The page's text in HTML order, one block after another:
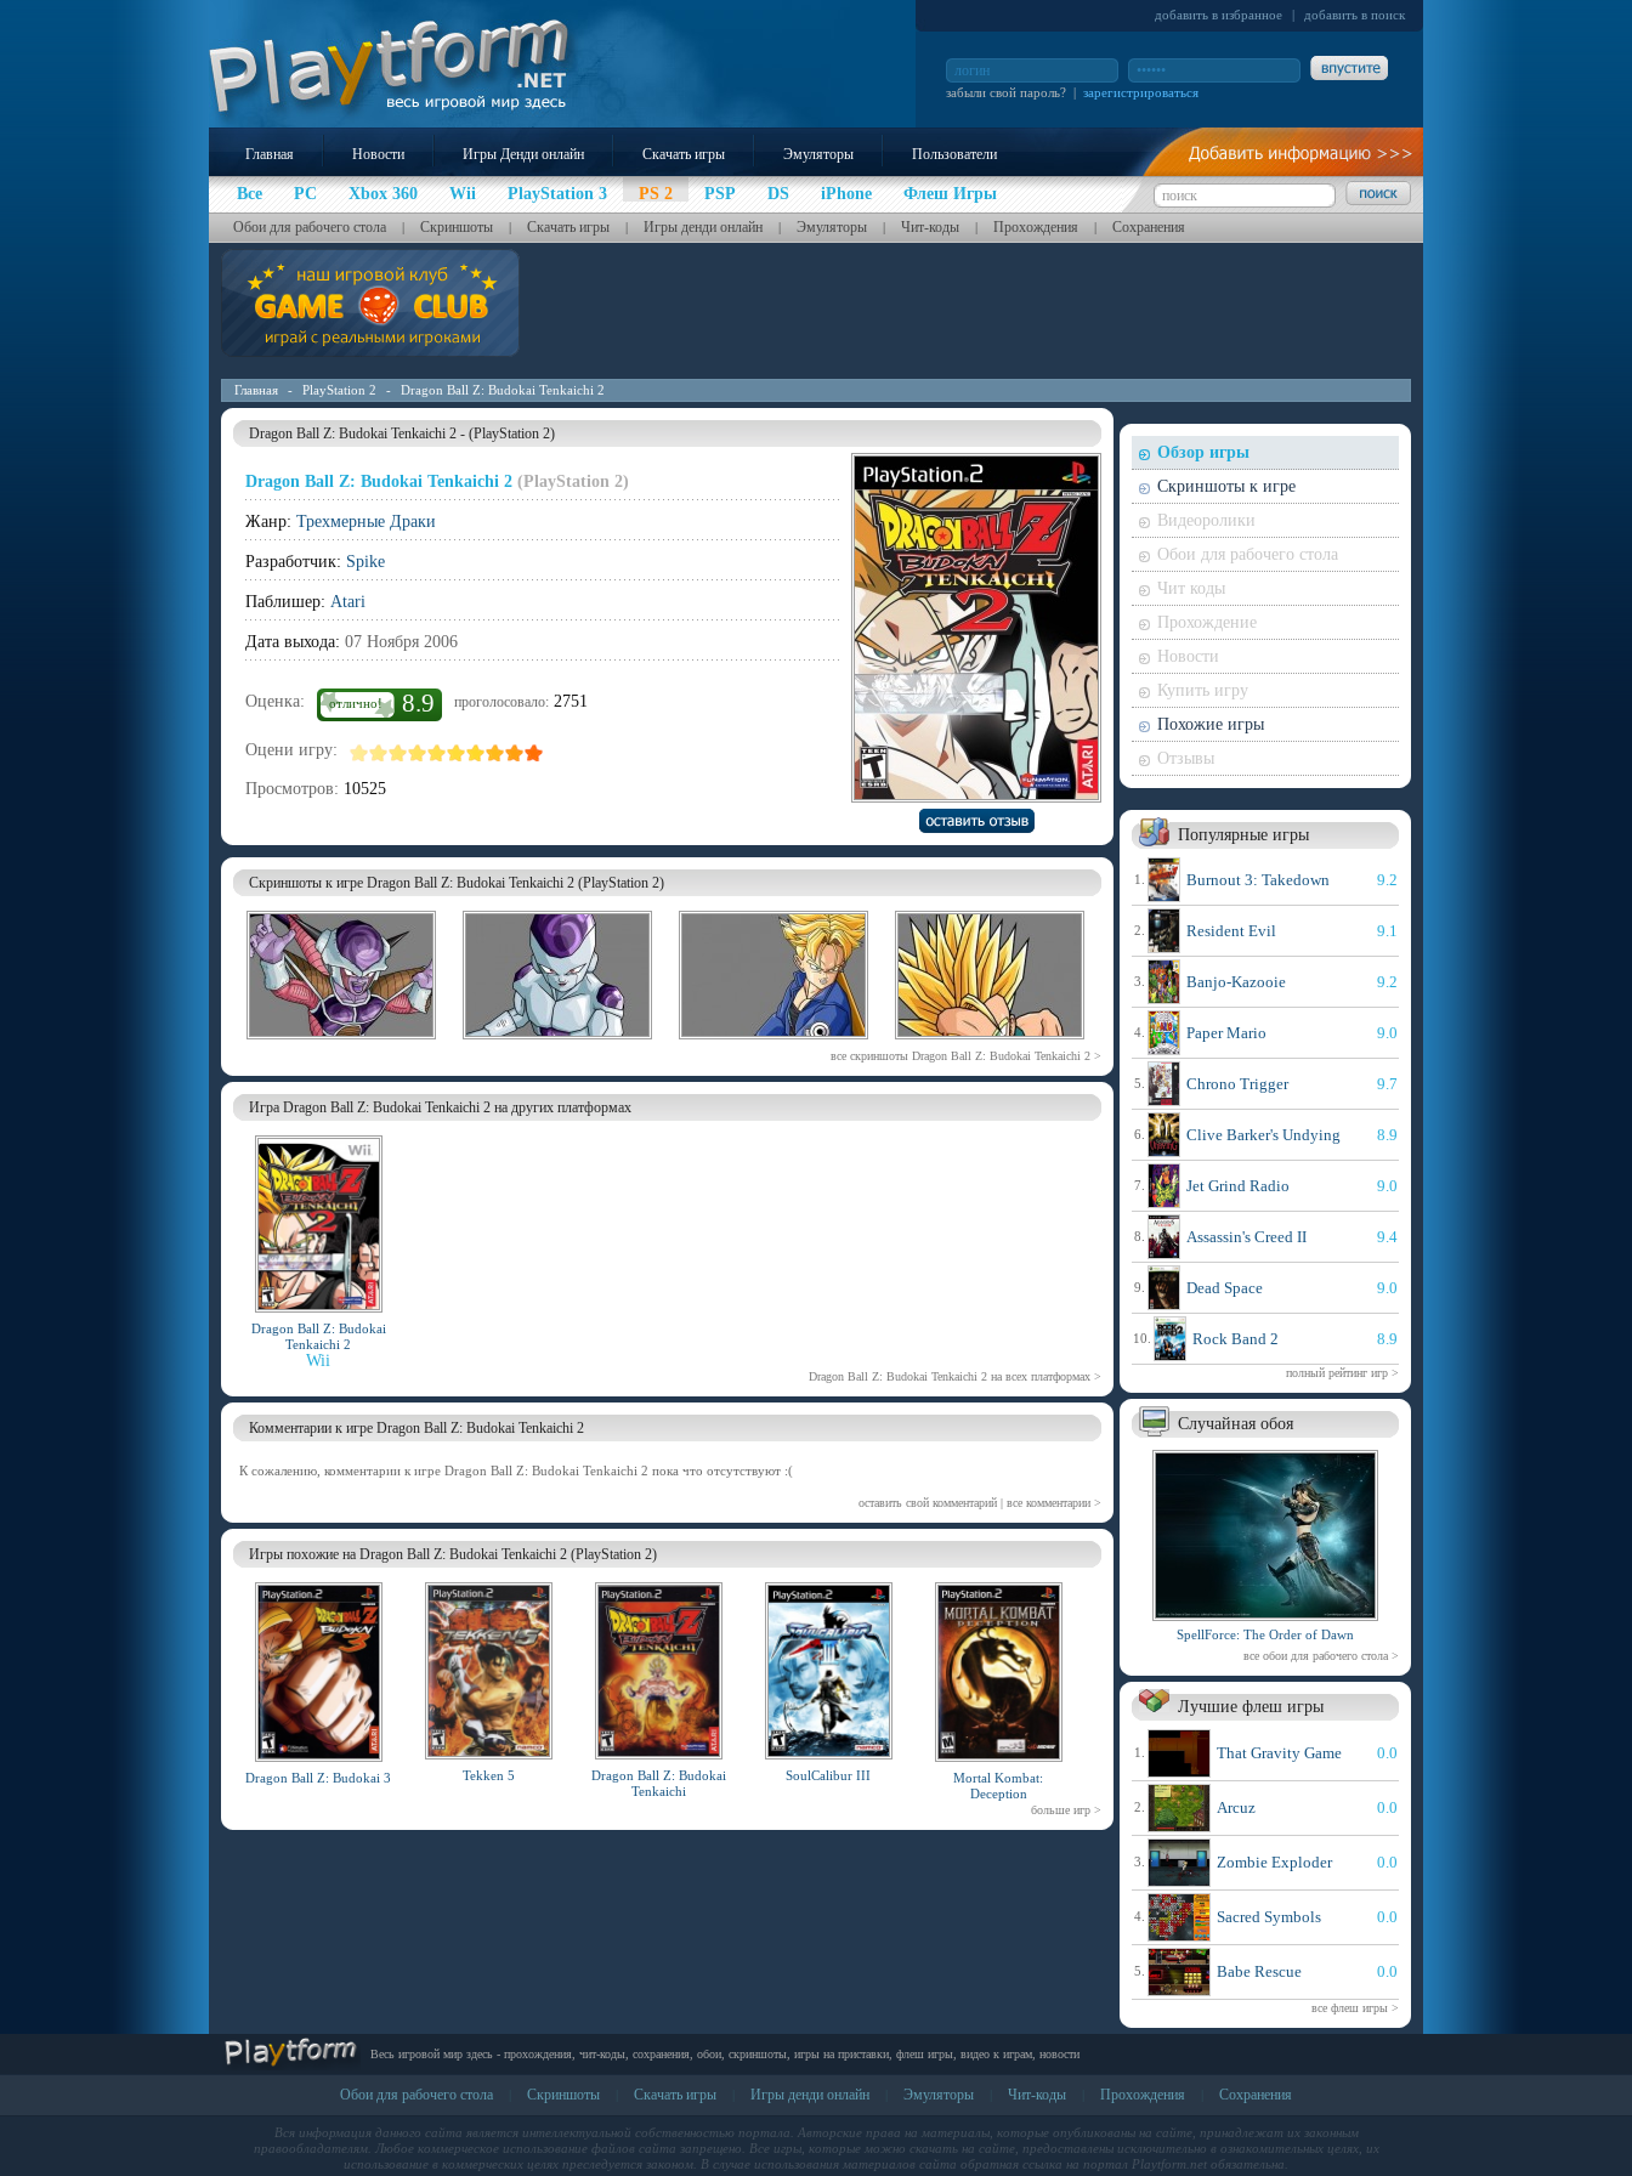
добавить в избранное | добавить в поиск
забыли свой пароль? | зарегистрироваться
Главная Новости Игры Денди онлайн Скачать игры Эмуляторы Пользователи
Все PC Xbox 360 Wii PlayStation 3 PS 2 PSP DS iPhone Флеш Игры
Обои для рабочего стола | Скриншоты | Скачать игры | Игры денди онлайн | Эмуляторы | Чит-коды | Прохождения | Сохранения
Главная - PlayStation 2 - Dragon Ball Z: Budokai Tenkaichi 2
Dragon Ball Z: Budokai Tenkaichi 2 - (PlayStation 2)
Dragon Ball Z: Budokai Tenkaichi 2 (PlayStation 2)
Жанр: Трехмерные Драки
Разработчик: Spike
Паблишер: Atari
Дата выхода: 07 Ноября 2006
Оценка: отлично! 8.9 проголосовало: 2751
Оцени игру:
Просмотров: 10525
Скриншоты к игре Dragon Ball Z: Budokai Tenkaichi 2 (PlayStation 2)
все скриншоты Dragon Ball Z: Budokai Tenkaichi 2 >
Игра Dragon Ball Z: Budokai Tenkaichi 2 на других платформах
Dragon Ball Z: Budokai
Tenkaichi 2
Wii
Dragon Ball Z: Budokai Tenkaichi 2 на всех платформах >
Комментарии к игре Dragon Ball Z: Budokai Tenkaichi 2
К сожалению, комментарии к игре Dragon Ball Z: Budokai Tenkaichi 2 пока что отсутствуют :(
оставить свой комментарий | все комментарии >
Игры похожие на Dragon Ball Z: Budokai Tenkaichi 2 (PlayStation 2)
Dragon Ball Z: Budokai 3 Tekken 5
Dragon Ball Z: Budokai
Tenkaichi
SoulCalibur III
Mortal Kombat:
Deception
больше игр >
Обзор игры
Скриншоты к игре
Видеоролики
Обои для рабочего стола
Чит коды
Прохождение
Новости
Купить игру
Похожие игры
Отзывы
Популярные игры
1. Burnout 3: Takedown 9.2
2. Resident Evil 9.1
3. Banjo-Kazooie 9.2
4. Paper Mario 9.0
5. Chrono Trigger 9.7
6. Clive Barker's Undying 8.9
7. Jet Grind Radio 9.0
8. Assassin's Creed II 9.4
9. Dead Space 9.0
10. Rock Band 2 8.9
полный рейтинг игр >
Случайная обоя
SpellForce: The Order of Dawn
все обои для рабочего стола >
Лучшие флеш игры
1. That Gravity Game 0.0
2. Arcuz 0.0
3. Zombie Exploder 0.0
4. Sacred Symbols 0.0
5. Babe Rescue 0.0
все флеш игры >
Весь игровой мир здесь - прохождения, чит-коды, сохранения, обои, скриншоты, игры на приставки, флеш игры, видео к играм, новости
Обои для рабочего стола Скриншоты Скачать игры Игры денди онлайн Эмуляторы Чит-коды Прохождения Сохранения
Вся информация данного сайта является интеллектуальной собственностью портала. Авторские права на материалы, которые опубликованы на сайте, принадлежат их законным
правообладателям. Любое коммерческое использование файлов сайта запрещено. Все игры, которые можно скачать на сайте, предоставлены исключительно в ознакомительных целях, их
использование в коммерческих целях преследуется законом. В случае использования материалов сайта обратная ссылка на портал Playtform.net обязательна.